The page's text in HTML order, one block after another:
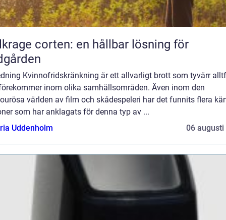
corten: en hållbar lösning för
Kvinnofridskränkning är ett allvarligt brott som tyvärr
inom olika samhällsområden. Även inom den
världen av film och skådespeleri har det funnits flera
som har anklagats för denna typ av ...
Uddenholm
06 augusti